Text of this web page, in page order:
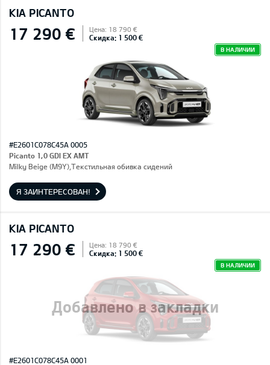
KIA PICANTO
17 290 € Цена: 18 790 €
Скидка: 1 500 €
В НАЛИЧИИ
#E2601C078C45A 0005
Picanto 1,0 GDI EX AMT
Milky Beige (M9Y),Текстильная обивка сидений
Я ЗАИНТЕРЕСОВАН!
KIA PICANTO
Добавлено в закладки
17 290 € Цена: 18 790 €
Скидка: 1 500 €
В НАЛИЧИИ
#E2601C078C45A 0001